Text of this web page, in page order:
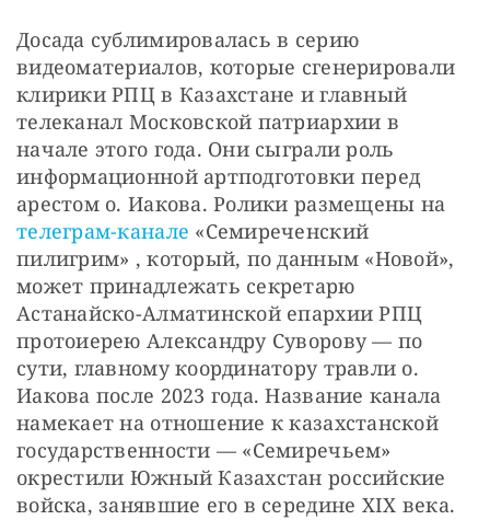
Досада сублимировалась в серию
видеоматериалов, которые сгенерировали
клирики РПЦ в Казахстане и главный
телеканал Московской патриархии в
начале этого года. Они сыграли роль
информационной артподготовки перед
телеграм-канале «Семиреченский
пилигрим» , который, по данным «Новой»,
может принадлежать секретарю
Астанайско-Алматинской епархии РПЦ
протоиерею Александру Суворову — по
сути, главному координатору травли о.
Иакова после 2023 года. Название канала
намекает на отношение к казахстанской
государственности — «Семиречьем»
окрестили Южный Казахстан российские
войска, занявшие его в середине XIX века.